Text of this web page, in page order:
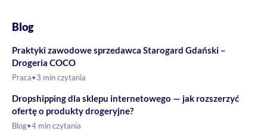
Blog
Praktyki zawodowe sprzedawca Starogard Gdański –
Drogeria COCO
Praca•3 min czytania
Dropshipping dla sklepu internetowego — jak rozszerzyć
ofertę o produkty drogeryjne?
Blog•4 min czytania